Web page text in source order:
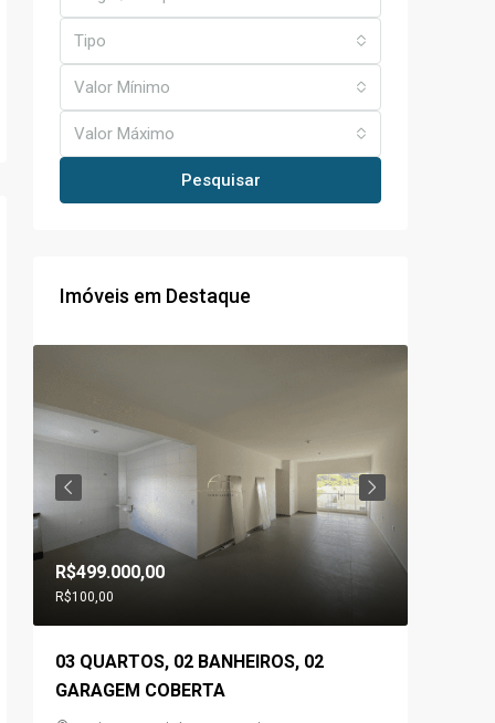
Tipo
Valor Mínimo
Valor Máximo
Pesquisar
Imóveis em Destaque
R$499.000,00
R$100,00
03 QUARTOS, 02 BANHEIROS, 02
GARAGEM COBERTA